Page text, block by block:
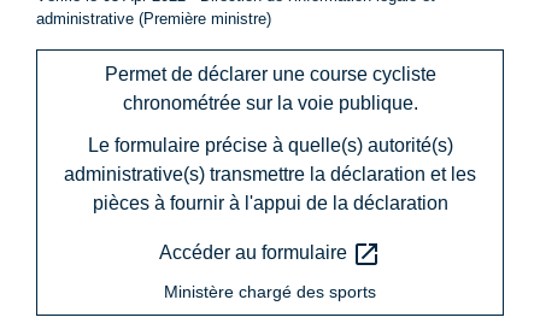
administrative (Première ministre)
Permet de déclarer une course cycliste
chronométrée sur la voie publique.
Le formulaire précise à quelle(s) autorité(s)
administrative(s) transmettre la déclaration et les
pièces à fournir à l'appui de la déclaration
Accéder au formulaire open_in_new
Ministère chargé des sports